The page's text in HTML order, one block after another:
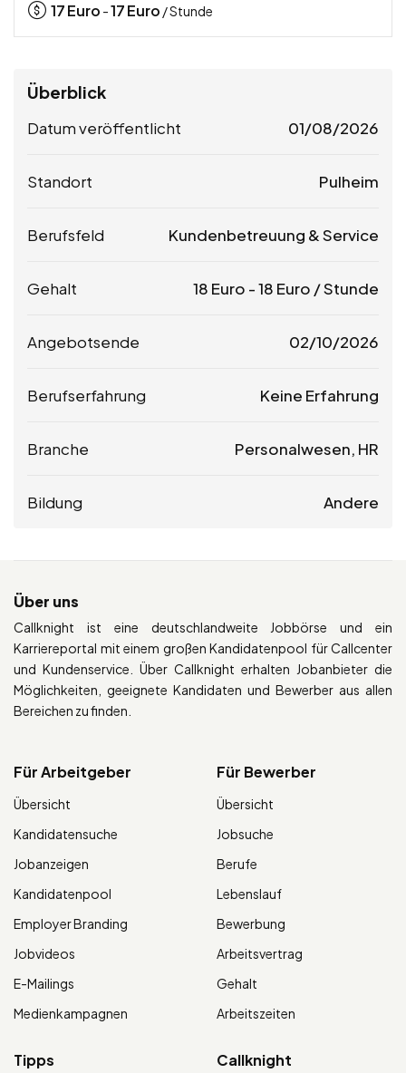
17Euro -17Euro / Stunde
Überblick
Datum veröffentlicht 01/08/2026
Standort Pulheim
Berufsfeld Kundenbetreuung & Service
Gehalt 18 Euro -18 Euro / Stunde
Angebotsende 02/10/2026
Berufserfahrung Keine Erfahrung
Branche Personalwesen, HR
Bildung Andere
Über uns
Callknight ist eine deutschlandweite Jobbörse und ein
Karriereportal mit einem großen Kandidatenpool für Callcenter
und Kundenservice. Über Callknight erhalten Jobanbieter die
Möglichkeiten, geeignete Kandidaten und Bewerber aus allen
Bereichen zu finden.
Für Arbeitgeber
Übersicht
Kandidatensuche
Jobanzeigen
Kandidatenpool
Employer Branding
Jobvideos
E-Mailings
Medienkampagnen
Für Bewerber
Übersicht
Jobsuche
Berufe
Lebenslauf
Bewerbung
Arbeitsvertrag
Gehalt
Arbeitszeiten
Tipps Callknight